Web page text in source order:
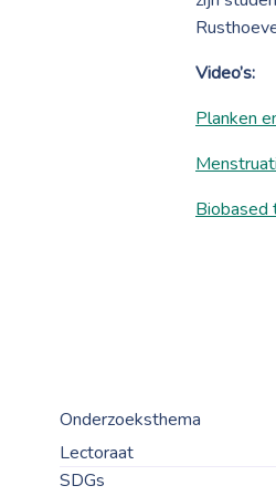
Video’s:
Planken
Biobased
Onderzoeksthema
Lectoraat
SDGs